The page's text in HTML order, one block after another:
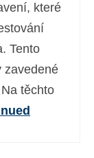
které
Tento
zavedené
těchto